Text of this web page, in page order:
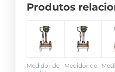
Produtos
Medidor de
Medidor de